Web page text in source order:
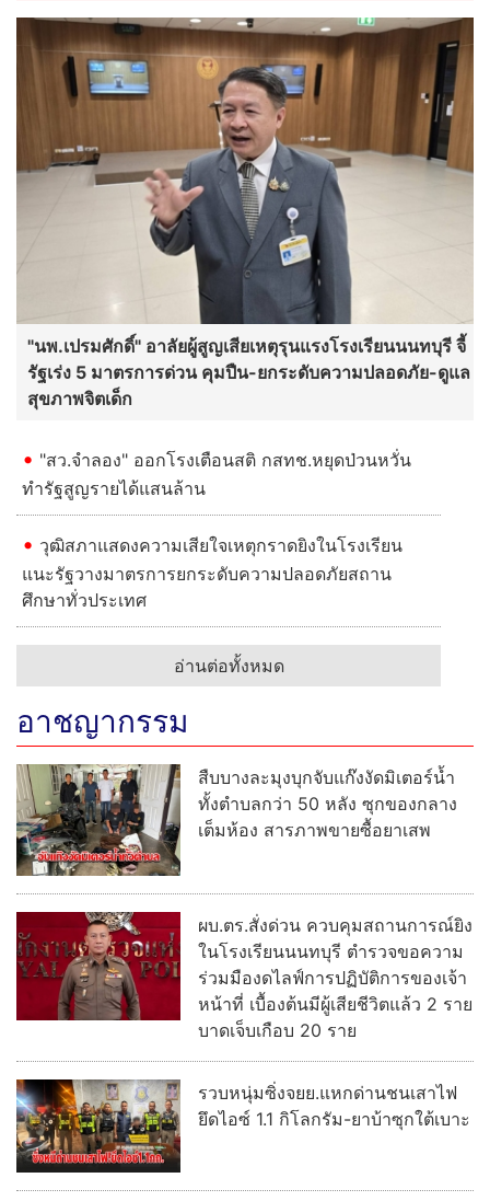
"นพ.เปรมศักดิ์" อาลัยผู้สูญเสียเหตุรุนแรงโรงเรียนนนทบุรี จี้
รัฐเร่ง 5 มาตรการด่วน คุมปืน-ยกระดับความปลอดภัย-ดูแล
สุขภาพจิตเด็ก
"สว.จำลอง" ออกโรงเตือนสติ กสทช.หยุดป่วนหวั่น
ทำรัฐสูญรายได้แสนล้าน
วุฒิสภาแสดงความเสียใจเหตุกราดยิงในโรงเรียน
แนะรัฐวางมาตรการยกระดับความปลอดภัยสถาน
ศึกษาทั่วประเทศ
อ่านต่อทั้งหมด
อาชญากรรม
สืบบางละมุงบุกจับแก๊งงัดมิเตอร์น้ำ
ทั้งตำบลกว่า 50 หลัง ซุกของกลาง
เต็มห้อง สารภาพขายซื้อยาเสพ
ผบ.ตร.สั่งด่วน ควบคุมสถานการณ์ยิง
ในโรงเรียนนนทบุรี ตำรวจขอความ
ร่วมมืองดไลฟ์การปฏิบัติการของเจ้า
หน้าที่ เบื้องต้นมีผู้เสียชีวิตแล้ว 2 ราย
บาดเจ็บเกือบ 20 ราย
รวบหนุ่มซิ่งจยย.แหกด่านชนเสาไฟ
ยึดไอซ์ 1.1 กิโลกรัม-ยาบ้าซุกใต้เบาะ